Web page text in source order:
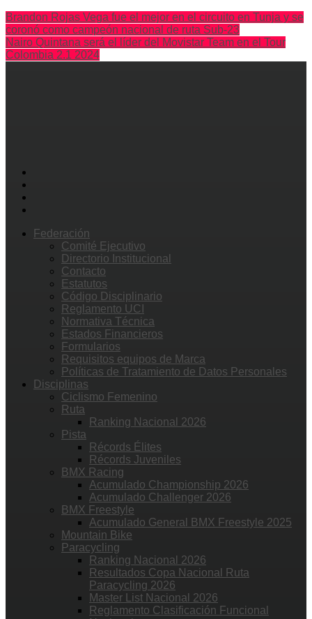
Brandon Rojas Vega fue el mejor en el circuito en Tunja y se
coronó como campeón nacional de ruta Sub-23
Nairo Quintana será el líder del Movistar Team en el Tour
Colombia 2.1 2024
Federación
Comité Ejecutivo
Directorio Institucional
Contacto
Estatutos
Código Disciplinario
Reglamento UCI
Normativa Técnica
Estados Financieros
Formularios
Requisitos equipos de Marca
Políticas de Tratamiento de Datos Personales
Disciplinas
Ciclismo Femenino
Ruta
Ranking Nacional 2026
Pista
Récords Élites
Récords Juveniles
BMX Racing
Acumulado Championship 2026
Acumulado Challenger 2026
BMX Freestyle
Acumulado General BMX Freestyle 2025
Mountain Bike
Paracycling
Ranking Nacional 2026
Resultados Copa Nacional Ruta
Paracycling 2026
Master List Nacional 2026
Reglamento Clasificación Funcional